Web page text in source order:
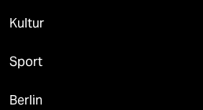
Kultur
Sport
Berlin